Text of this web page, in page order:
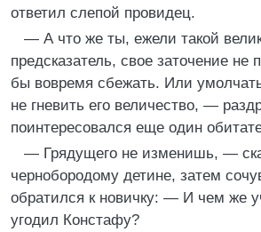
ответил слепой провидец.
— А что же ты, ежели такой
предсказатель, свое заточение не
бы вовремя сбежать. Или
не гневить его величество, —
поинтересовался еще один
— Грядущего не изменишь, —
чернобородому детине, затем
обратился к новичку: — И чем же
угодил Констафу?